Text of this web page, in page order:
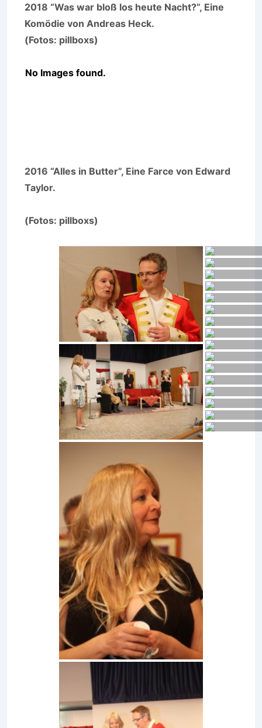
2018 “Was war bloß los heute Nacht?”, Eine
Komödie von Andreas Heck.
(Fotos: pillboxs)
No Images found.
2016 “Alles in Butter”, Eine Farce von Edward
Taylor.
(Fotos: pillboxs)